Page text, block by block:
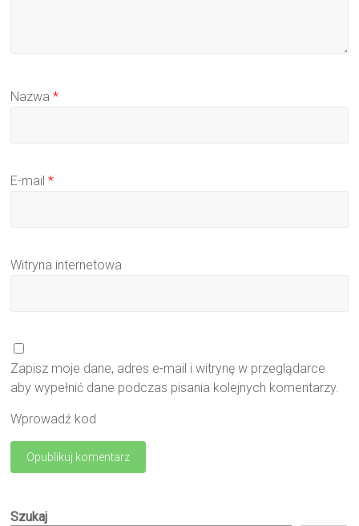
Nazwa*
E-mail*
Witryna internetowa
Zapisz moje dane, adres e-mail i witrynę w przeglądarce
aby wypełnić dane podczas pisania kolejnych komentarzy.
Wprowadź kod
Szukaj